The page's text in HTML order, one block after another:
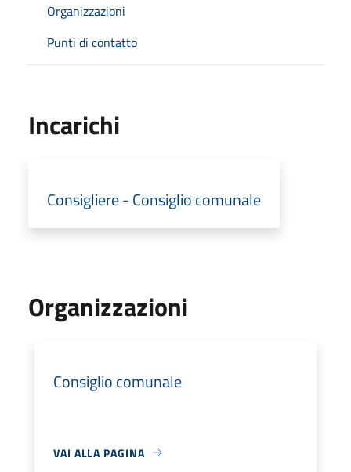
Organizzazioni
Punti di contatto
Incarichi
Consigliere - Consiglio comunale
Organizzazioni
Consiglio comunale
VAI ALLA PAGINA